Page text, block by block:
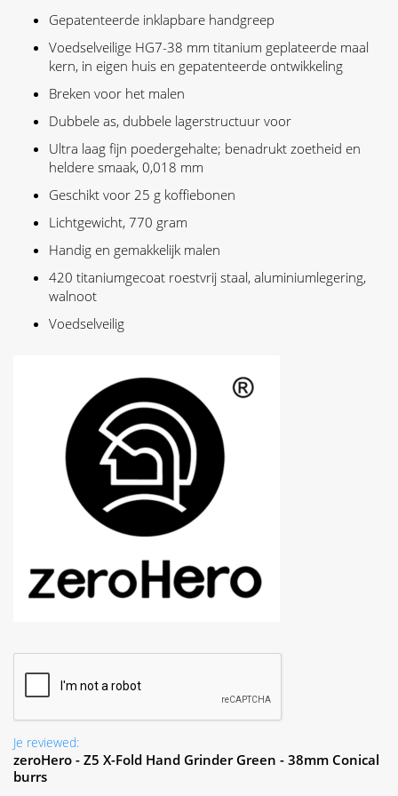
Gepatenteerde inklapbare handgreep
Voedselveilige HG7-38 mm titanium geplateerde maal
kern, in eigen huis en gepatenteerde ontwikkeling
Breken voor het malen
Dubbele as, dubbele lagerstructuur voor
Ultra laag fijn poedergehalte; benadrukt zoetheid en
heldere smaak, 0,018 mm
Geschikt voor 25 g koffiebonen
Lichtgewicht, 770 gram
Handig en gemakkelijk malen
420 titaniumgecoat roestvrij staal, aluminiumlegering,
walnoot
Voedselveilig
Je reviewed:
zeroHero - Z5 X-Fold Hand Grinder Green - 38mm Conical
burrs